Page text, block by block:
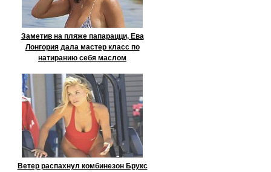
Заметив на пляже папарацци, Ева
Лонгория дала мастер класс по
натиранию себя маслом
Ветер распахнул комбинезон Брукс